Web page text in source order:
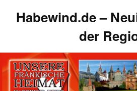
Habewind.de –
der